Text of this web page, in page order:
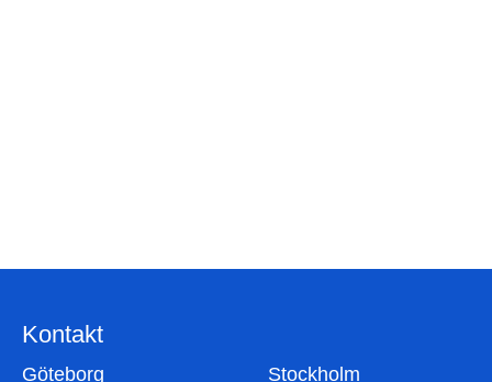
Kontakt
Göteborg
Stockholm